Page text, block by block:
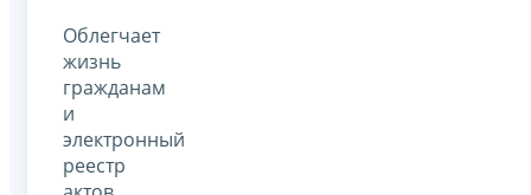
Облегчает
жизнь
гражданам
и
электронный
реестр